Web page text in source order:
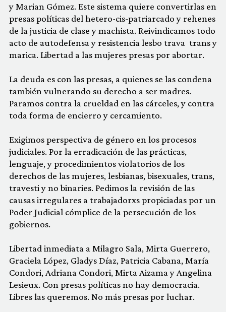
y Marian Gómez. Este sistema quiere convertirlas en
presas políticas del hetero-cis-patriarcado y rehenes
de la justicia de clase y machista. Reivindicamos todo
acto de autodefensa y resistencia lesbo trava trans y
marica. Libertad a las mujeres presas por abortar.
La deuda es con las presas, a quienes se las condena
también vulnerando su derecho a ser madres.
Paramos contra la crueldad en las cárceles, y contra
toda forma de encierro y cercamiento.
Exigimos perspectiva de género en los procesos
judiciales. Por la erradicación de las prácticas,
lenguaje, y procedimientos violatorios de los
derechos de las mujeres, lesbianas, bisexuales, trans,
travesti y no binaries. Pedimos la revisión de las
causas irregulares a trabajadorxs propiciadas por un
Poder Judicial cómplice de la persecución de los
gobiernos.
Libertad inmediata a Milagro Sala, Mirta Guerrero,
Graciela López, Gladys Díaz, Patricia Cabana, María
Condori, Adriana Condori, Mirta Aizama y Angelina
Lesieux. Con presas políticas no hay democracia.
Libres las queremos. No más presas por luchar.